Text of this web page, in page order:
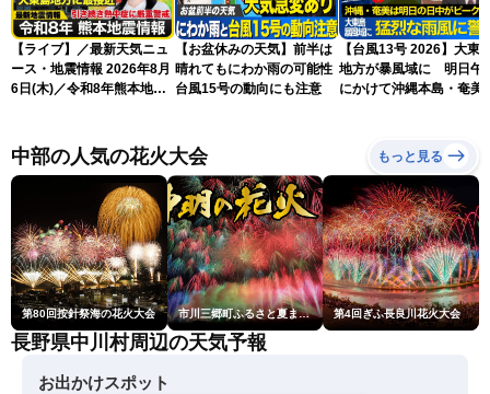
【ライブ】／最新天気ニュ
ース・地震情報 2026年8月
6日(木)／令和8年熊本地震
ースLiVEアフタヌーン・青
原桃香／本田竜也〉
【お盆休みの天気】前半は
晴れてもにわか雨の可能性
台風15号の動向にも注意
【台風13号 2026】大東
地方が暴風域に 明日午
にかけて沖縄本島・奄美
中部の人気の花火大会 もっと見る
第80回按針祭海の花火大会 市川三郷町ふるさと夏まつり第38回神明の花火大会 第4回ぎふ長良川花火大会
長野県中川村周辺の天気予報
お出かけスポット